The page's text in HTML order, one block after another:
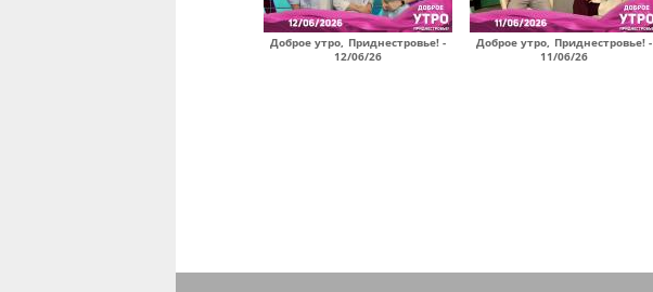
Доброе утро, Приднестровье! -
12/06/26
Доброе утро, Приднестровье! -
11/06/26